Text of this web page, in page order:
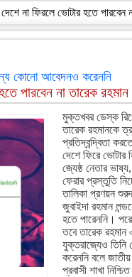
না ফিরলে ভোটার হতে পারবেন
কোনো আবেদনও করেননি
পারবেন না তারেক রহমান
মুক্তখবর ডেস্ক
তারেক রহমানকে
প্রতিদ্বন্দ্বিতা
দেশে ফিরে ভোটার
জ্যেষ্ঠ নেতার
ফেরার প্রস্তুতি
তালিকা প্রণয়ন
জুবাইদা রহমান
হতে পারেননি।
তবে তারেক রহমান
যুক্তরাজ্যেও
করেননি বলে
প্রবাসী শাখা